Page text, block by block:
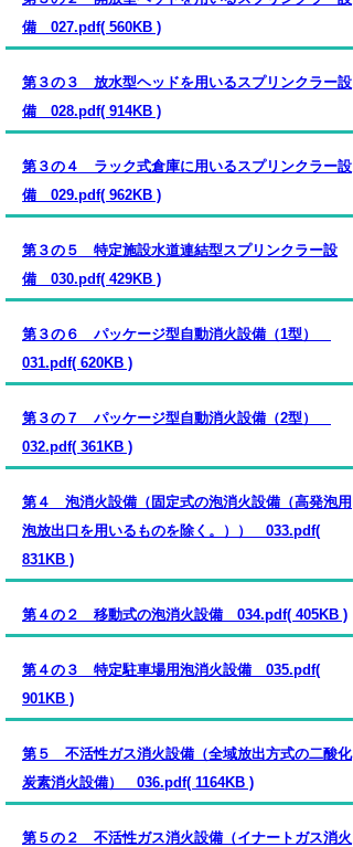
備 027.pdf( 560KB )
第３の３ 放水型ヘッドを用いるスプリンクラー設
備 028.pdf( 914KB )
第３の４ ラック式倉庫に用いるスプリンクラー設
備 029.pdf( 962KB )
第３の５ 特定施設水道連結型スプリンクラー設
備 030.pdf( 429KB )
第３の６ パッケージ型自動消火設備（1型）
031.pdf( 620KB )
第３の７ パッケージ型自動消火設備（2型）
032.pdf( 361KB )
第４ 泡消火設備（固定式の泡消火設備（高発泡用
泡放出口を用いるものを除く。）） 033.pdf(
831KB )
第４の２ 移動式の泡消火設備 034.pdf( 405KB )
第４の３ 特定駐車場用泡消火設備 035.pdf(
901KB )
第５ 不活性ガス消火設備（全域放出方式の二酸化
炭素消火設備） 036.pdf( 1164KB )
第５の２ 不活性ガス消火設備（イナートガス消火